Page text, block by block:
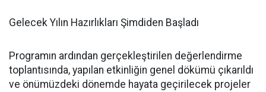
Gelecek Yılın Hazırlıkları Şimdiden Başladı
Programın ardından gerçekleştirilen değerlendirme
toplantısında, yapılan etkinliğin genel dökümü çıkarıldı
ve önümüzdeki dönemde hayata geçirilecek projeler